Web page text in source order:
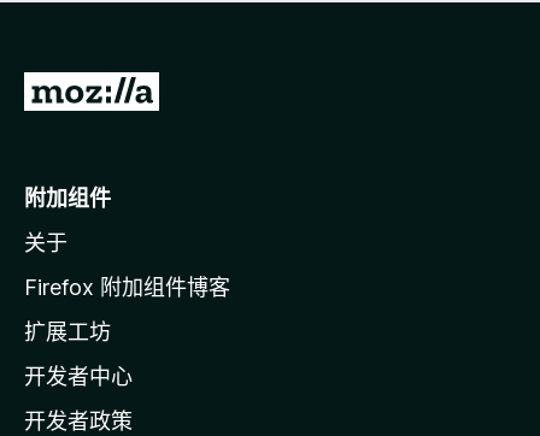
无
转
o
i
l
a
主
页
附加组件
关于
Firefox 附加组件博客
扩展工坊
开发者中心
开发者政策